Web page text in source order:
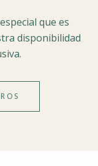
que es
disponibilidad